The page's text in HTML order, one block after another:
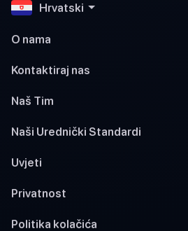
Hrvatski
O nama
Kontaktiraj nas
Naš Tim
Naši Urednički Standardi
Uvjeti
Privatnost
Politika kolačića